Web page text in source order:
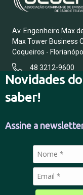
Novidades
saber!
Assine a
Av. Engenheiro Max
Max Tower Business
Coqueiros -
48 3212-9600
FALE CONOSCO
POLÍTICA DE